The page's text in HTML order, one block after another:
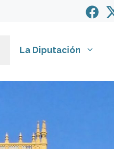
La Diputación